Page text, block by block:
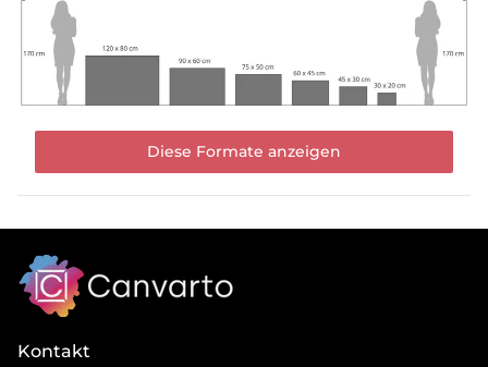
Diese Formate anzeigen
Kontakt